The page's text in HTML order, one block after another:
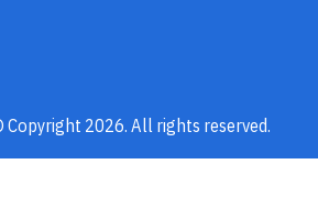
2026. All rights reserved.